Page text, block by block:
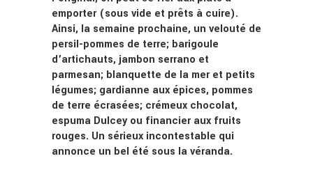
emporter (sous vide et prêts à cuire).
Ainsi, la semaine prochaine, un velouté de
persil-pommes de terre; barigoule
d’artichauts, jambon serrano et
parmesan; blanquette de la mer et petits
légumes; gardianne aux épices, pommes
de terre écrasées; crémeux chocolat,
espuma Dulcey ou financier aux fruits
rouges. Un sérieux incontestable qui
annonce un bel été sous la véranda.